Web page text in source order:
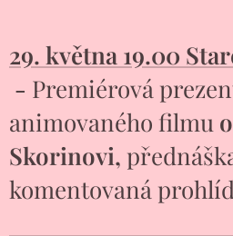
29. května 19.00
- Premiérová
animovaného filmu
Skorinovi,
komentovaná